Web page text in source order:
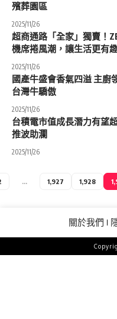
殯葬園區
2025/11/26
超商通路「全家」獨賣！
機席捲風潮，讓生活更有
2025/11/26
國產牛盛會香氣四溢 主廚
台灣牛驕傲
2025/11/26
台積電市值成長潛力有望
推波助瀾
2025/11/26
... 1,927 1,928
關於我們